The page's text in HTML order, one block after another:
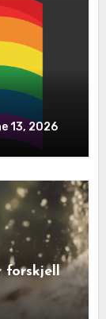
13, 2026
forskjell